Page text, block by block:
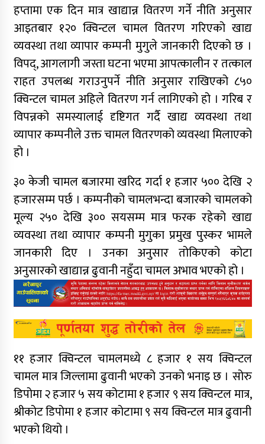
हप्तामा एक दिन मात्र खाद्यान्न वितरण गर्ने नीति अनुसार
आइतबार १२० क्विन्टल चामल वितरण गरिएको खाद्य
व्यवस्था तथा व्यापार कम्पनी मुगुले जानकारी दिएको छ ।
विपद्, आगलागी जस्ता घटना भएमा आपत्कालीन र तत्काल
राहत उपलब्ध गराउनुपर्ने नीति अनुसार राखिएको ८५०
क्विन्टल चामल अहिले वितरण गर्न लागिएको हो । गरिब र
विपन्नको समस्यालाई दृष्टिगत गर्दै खाद्य व्यवस्था तथा
व्यापार कम्पनीले उक्त चामल वितरणको व्यवस्था मिलाएको
हो ।
३० केजी चामल बजारमा खरिद गर्दा १ हजार ५०० देखि २
हजारसम्म पर्छ । कम्पनीको चामलभन्दा बजारको चामलको
मूल्य २५० देखि ३०० सयसम्म मात्र फरक रहेको खाद्य
व्यवस्था तथा व्यापार कम्पनी मुगुका प्रमुख पुस्कर भामले
जानकारी दिए । उनका अनुसार तोकिएको कोटा
अनुसारको खाद्यान्न ढुवानी नहुँदा चामल अभाव भएको हो ।
११ हजार क्विन्टल चामलमध्ये ८ हजार १ सय क्विन्टल
चामल मात्र जिल्लामा ढुवानी भएको उनको भनाइ छ । सोरु
डिपोमा २ हजार ५ सय कोटामा १ हजार ९ सय क्विन्टल मात्र,
श्रीकोट डिपोमा १ हजार कोटामा ९ सय क्विन्टल मात्र ढुवानी
भएको थियो ।